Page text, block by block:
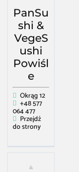
PanSu
shi &
VegeS
ushi
Powiśl
e
Okrąg 12
+48 577
064 477
Przejdź
do strony